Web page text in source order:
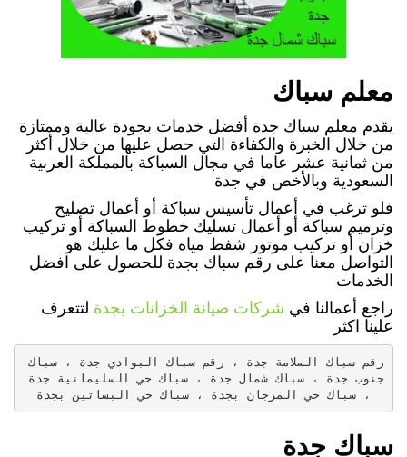
معلم سباك
يقدم معلم سباك جدة أفضل خدمات بجودة عالية وممتازة
من خلال الخبرة والكفاءة التي حصل عليها من خلال أكثر
من ثمانية عشر عاما في مجال السباكة بالمملكة العربية
السعودية وبالأخص في جدة
فلو ترغب في أعمال تأسيس سباكة أو أعمال تصليح
وترميم سباكة أو أعمال تسليك خطوط السباكة أو تركيب
خزان أو تركيب موتور شفط مياه فكل ما عليك هو
التواصل معنا على رقم سباك بجدة للحصول على افضل
الخدمات
راجع أعمالنا في شركات صيانة الخزانات بجدة لتتعرف
علينا اكثر
، سباك حي المرجان بجدة ، سباك حي البساتين بجدة
سباك جدة